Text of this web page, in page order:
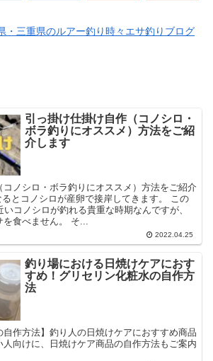
・三重県のルアー釣り時々エサ釣りブログ
引っ掛け仕掛け自作（コノシロ・
ボラ釣りにオススメ）方法をご紹
介します
コノシロ・ボラ釣りにオススメ）方法をご紹介
とコノシロが産卵で接岸してきます。 この
コノシロが釣れる貴重な時期なんですが、
を食べません。 そ...
2022.04.25
釣り場における日焼けケアにおす
すめ！グリセリン化粧水の自作方
法
自作方法】釣り人の日焼けケアにおすすめ商品
人向けに、日焼けケア商品の自作方法もご案内